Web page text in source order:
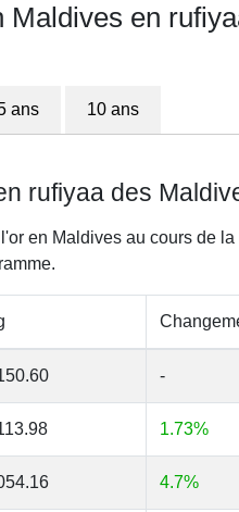
Maldives en
ans 10 ans
rufiyaa des
en Maldives au cours de
-
1.73%
4.7%